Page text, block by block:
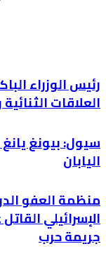
رئيس الوزراء
العلاقات
سيول: بيونغ
اليابان
منظمة العفو
الإسرائيلي
جريمة حرب